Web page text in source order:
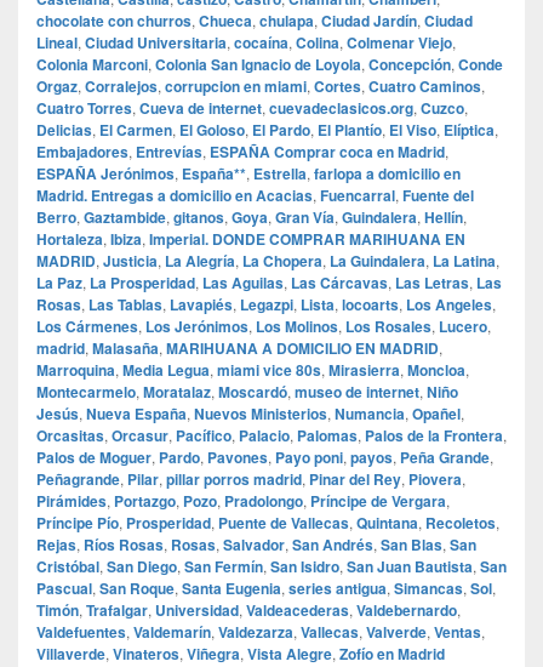
chocolate con churros, Chueca, chulapa, Ciudad Jardín, Ciudad
Lineal, Ciudad Universitaria, cocaína, Colina, Colmenar Viejo,
Colonia Marconi, Colonia San Ignacio de Loyola, Concepción, Conde
Orgaz, Corralejos, corrupcion en miami, Cortes, Cuatro Caminos,
Cuatro Torres, Cueva de internet, cuevadeclasicos.org, Cuzco,
Delicias, El Carmen, El Goloso, El Pardo, El Plantío, El Viso, Elíptica,
Embajadores, Entrevías, ESPAÑA Comprar coca en Madrid,
ESPAÑA Jerónimos, España**, Estrella, farlopa a domicilio en
Madrid. Entregas a domicilio en Acacias, Fuencarral, Fuente del
Berro, Gaztambide, gitanos, Goya, Gran Vía, Guindalera, Hellín,
Hortaleza, Ibiza, Imperial. DONDE COMPRAR MARIHUANA EN
MADRID, Justicia, La Alegría, La Chopera, La Guindalera, La Latina,
La Paz, La Prosperidad, Las Aguilas, Las Cárcavas, Las Letras, Las
Rosas, Las Tablas, Lavapiés, Legazpi, Lista, locoarts, Los Angeles,
Los Cármenes, Los Jerónimos, Los Molinos, Los Rosales, Lucero,
madrid, Malasaña, MARIHUANA A DOMICILIO EN MADRID,
Marroquina, Media Legua, miami vice 80s, Mirasierra, Moncloa,
Montecarmelo, Moratalaz, Moscardó, museo de internet, Niño
Jesús, Nueva España, Nuevos Ministerios, Numancia, Opañel,
Orcasitas, Orcasur, Pacífico, Palacio, Palomas, Palos de la Frontera,
Palos de Moguer, Pardo, Pavones, Payo poni, payos, Peña Grande,
Peñagrande, Pilar, pillar porros madrid, Pinar del Rey, Piovera,
Pirámides, Portazgo, Pozo, Pradolongo, Príncipe de Vergara,
Príncipe Pío, Prosperidad, Puente de Vallecas, Quintana, Recoletos,
Rejas, Ríos Rosas, Rosas, Salvador, San Andrés, San Blas, San
Cristóbal, San Diego, San Fermín, San Isidro, San Juan Bautista, San
Pascual, San Roque, Santa Eugenia, series antigua, Simancas, Sol,
Timón, Trafalgar, Universidad, Valdeacederas, Valdebernardo,
Valdefuentes, Valdemarín, Valdezarza, Vallecas, Valverde, Ventas,
Villaverde, Vinateros, Viñegra, Vista Alegre, Zofío en Madrid